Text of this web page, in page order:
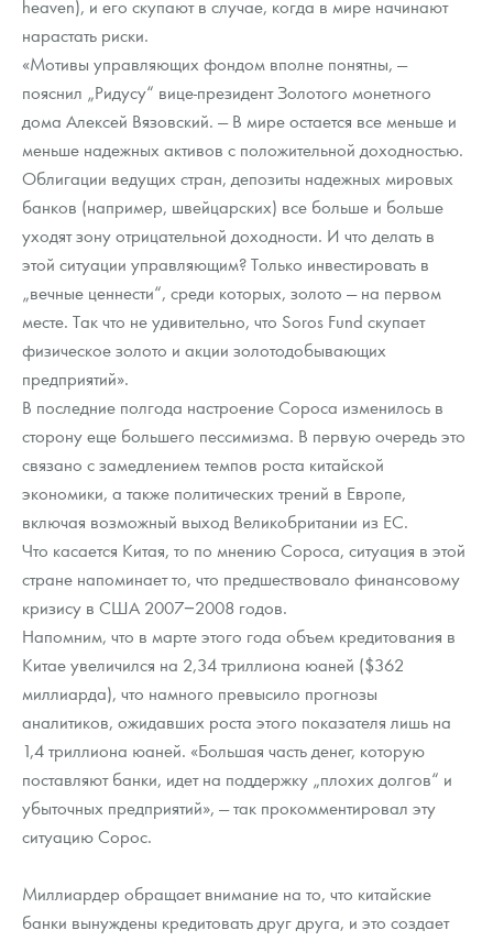
Русская нумизматика
Золотая карманная галерея
Наборы подарочных и коллекционных монет
Монеты и жетоны из недрагоценных металлов
Книги по нумизматике
heaven), и его скупают в случае, когда в мире начинают
нарастать риски.
«Мотивы управляющих фондом вполне понятны, —
пояснил „Ридусу“ вице-президент Золотого монетного
дома Алексей Вязовский. — В мире остается все меньше и
меньше надежных активов с положительной доходностью.
Облигации ведущих стран, депозиты надежных мировых
банков (например, швейцарских) все больше и больше
уходят зону отрицательной доходности. И что делать в
этой ситуации управляющим? Только инвестировать в
„вечные ценнести“, среди которых, золото — на первом
месте. Так что не удивительно, что Soros Fund скупает
физическое золото и акции золотодобывающих
предприятий».
В последние полгода настроение Сороса изменилось в
сторону еще большего пессимизма. В первую очередь это
связано с замедлением темпов роста китайской
экономики, а также политических трений в Европе,
включая возможный выход Великобритании из ЕС.
Что касается Китая, то по мнению Сороса, ситуация в этой
стране напоминает то, что предшествовало финансовому
кризису в США 2007−2008 годов.
Напомним, что в марте этого года объем кредитования в
Китае увеличился на 2,34 триллиона юаней ($362
миллиарда), что намного превысило прогнозы
аналитиков, ожидавших роста этого показателя лишь на
1,4 триллиона юаней. «Большая часть денег, которую
поставляют банки, идет на поддержку „плохих долгов“ и
убыточных предприятий», — так прокомментировал эту
ситуацию Сорос.
Миллиардер обращает внимание на то, что китайские
банки вынуждены кредитовать друг друга, и это создает